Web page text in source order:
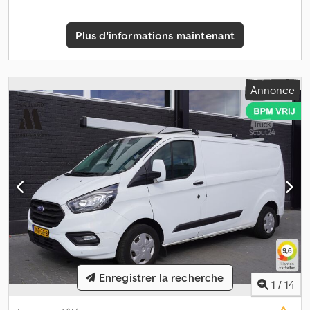
Intérieur Couleur de l’intérieur : noir Consommation
Consommation moyenne de carburant : 4,6 l/100 km
Consommation de carburant en ville : 5 l/100 km Consommation
Nombre de propriétaires : 2 Contrôle technique (APK) : valide
jusqu’au 04.2027 Nombre de clés : 1 (1 télécommande)
Informations financières Renseignez-vous sur les options de
financement (leasing) Sécurité du produit Fabricant : Mazeland
Automotive, Ekkersrijt 2008, 5692BA, SON EN BREUGEL, NL =
Autres options et accessoires = - Prise 12 V - Rétroviseurs
extérieurs chauffants - Kit mains libres - Vitres électriques avant -
Répartition électronique de la force de freinage - Airbag
conducteur - Verrouillage centralisé à distance - Portes arrière
Csdpfx Aozrw H Aek Djha - Habillage en bois - Siège conducteur
réglable en hauteur - Siège conducteur réglable en hauteur -
Plateau de chargement - Soutien lombaire - Accoudoir central
avant - Volant multifonction - Antibrouillards - Assistance au
freinage d’urgence - Antidémarrage - Pare-chocs de la couleur
de la carrosserie - Chauffage du pare-brise - Cloison de
Plus d'informations maintenant
Annonce
1 / 14
Enregistrer la recherche